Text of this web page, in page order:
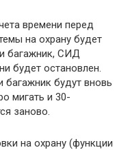
времени перед
на охрану будет
багажник, СИД
будет остановлен.
багажник будут вновь
мигать и 30-
заново.
на охрану (функции